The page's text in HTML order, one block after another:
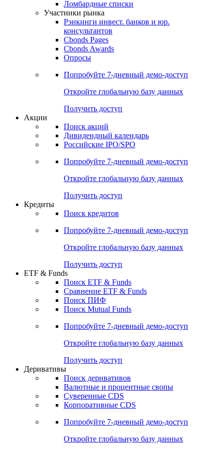
Best bid/ask
ЦФА
ESG
Сукук
Ломбардные списки
Участники рынка
Рэнкинги инвест. банков и юр.
Cbonds Pages
Опросы
Попробуйте7-дневный
Откройте глобальную базу данных
Получить доступ
Поиск акций
Российские IPO/SPO
Попробуйте7-дневный
Откройте глобальную базу данных
Получить доступ
Поиск кредитов
Попробуйте7-дневный
Откройте глобальную базу данных
Получить доступ
ETF & Funds
Сравнение ETF & Funds
Поиск Mutual Funds
Попробуйте7-дневный
Откройте глобальную базу данных
Получить доступ
Деривативы
Валютные и процентные свопы
Корпоративные CDS